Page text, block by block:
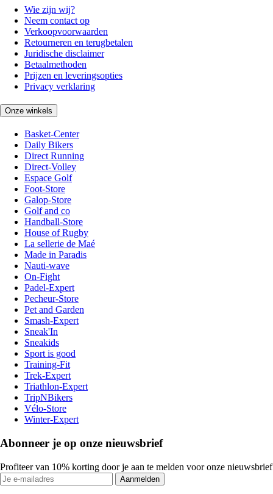
Wie zijn wij?
Neem contact op
Verkoopvoorwaarden
Retourneren en terugbetalen
Juridische disclaimer
Betaalmethoden
Prijzen en leveringsopties
Privacy verklaring
Onze winkels
Basket-Center
Daily Bikers
Direct Running
Direct-Volley
Espace Golf
Foot-Store
Galop-Store
Golf and co
Handball-Store
House of Rugby
La sellerie de Maé
Made in Paradis
Nauti-wave
On-Fight
Padel-Expert
Pecheur-Store
Pet and Garden
Smash-Expert
Sneak'In
Sneakids
Sport is good
Training-Fit
Trek-Expert
Triathlon-Expert
TripNBikers
Vélo-Store
Winter-Expert
Abonneer je op onze nieuwsbrief
Profiteer van 10% korting door je aan te melden voor onze nieuwsbrief
Aanmelden